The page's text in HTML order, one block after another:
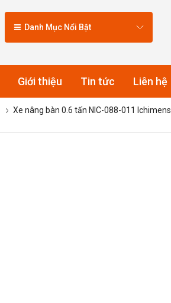
Danh Mục Nổi Bật
Giới thiệu Tin tức Liên hệ
Xe nâng bàn 0.6 tấn NIC-088-011 Ichimens